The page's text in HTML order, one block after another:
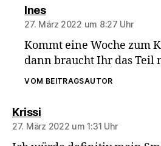
Inessagt:
27. März 2022 um 8:27 Uhr
Kommt eine Woche zum
dann braucht Ihr das Teil
VOM BEITRAGSAUTOR
Krissisagt:
27. März 2022 um 1:31 Uhr